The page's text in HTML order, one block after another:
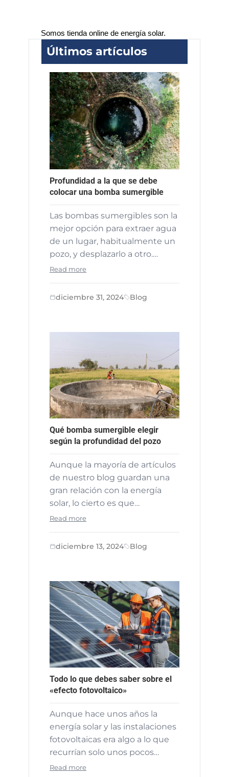
Somos tienda online de energía solar.
Últimos artículos
Profundidad a la que se debe
colocar una bomba sumergible
Las bombas sumergibles son la
mejor opción para extraer agua
de un lugar, habitualmente un
pozo, y desplazarlo a otro.…
Read more
diciembre 31, 2024 Blog
Qué bomba sumergible elegir
según la profundidad del pozo
Aunque la mayoría de artículos
de nuestro blog guardan una
gran relación con la energía
solar, lo cierto es que…
Read more
diciembre 13, 2024 Blog
Todo lo que debes saber sobre el
«efecto fotovoltaico»
Aunque hace unos años la
energía solar y las instalaciones
fotovoltaicas era algo a lo que
recurrían solo unos pocos…
Read more